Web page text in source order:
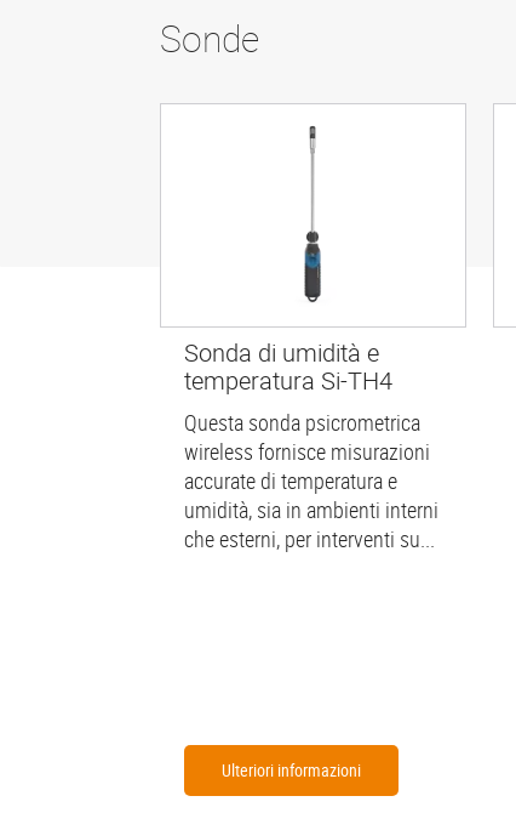
Sonde
Sonda di umidità e
temperatura Si-TH4
Questa sonda psicrometrica
wireless fornisce misurazioni
accurate di temperatura e
umidità, sia in ambienti interni
che esterni, per interventi su...
Ulteriori informazioni